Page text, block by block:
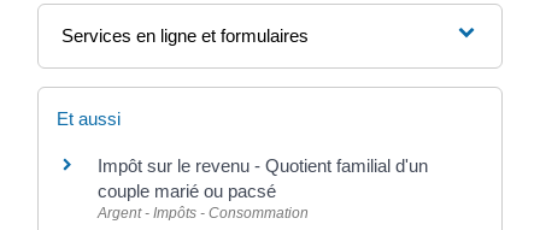
Services en ligne et formulaires
Et aussi
Impôt sur le revenu - Quotient familial d'un
couple marié ou pacsé
Argent - Impôts - Consommation